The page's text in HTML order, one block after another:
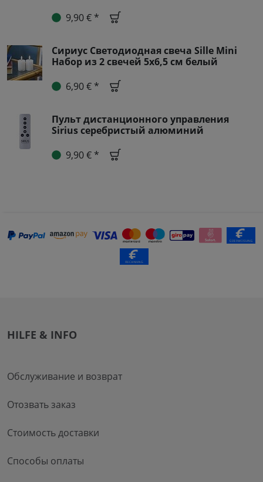
9,90 € *
Сириус Светодиодная свеча Sille Mini
Набор из 2 свечей 5x6,5 см белый
6,90 € *
Пульт дистанционного управления
Sirius серебристый алюминий
9,90 € *
HILFE & INFO
Обслуживание и возврат
Отозвать заказ
Стоимость доставки
Способы оплаты